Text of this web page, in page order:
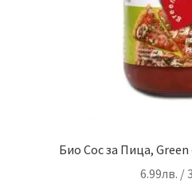
Био Сос за Пица,
6.99лв. /